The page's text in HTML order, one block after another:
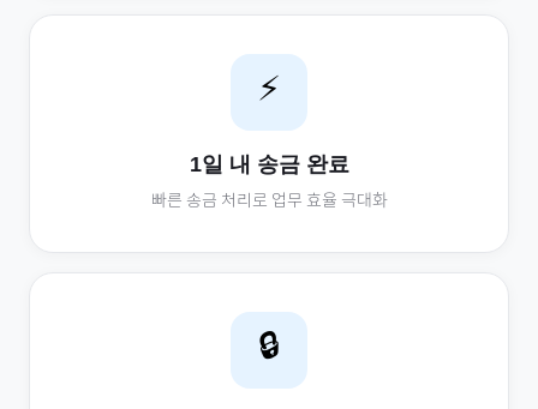
⚡
1일 내 송금 완료
빠른 송금 처리로 업무 효율 극대화
🔒